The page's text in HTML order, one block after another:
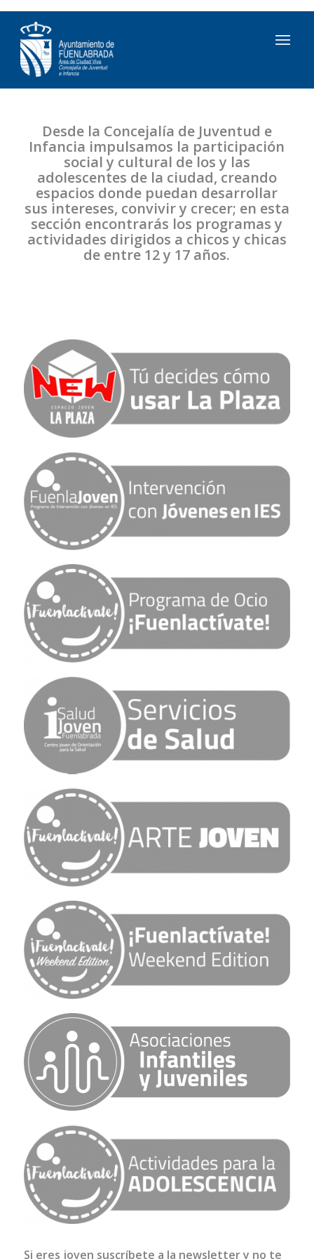
Desde la Concejalía de Juventud e
Infancia impulsamos la participación
social y cultural de los y las
adolescentes de la ciudad, creando
espacios donde puedan desarrollar
sus intereses, convivir y crecer; en esta
sección encontrarás los programas y
actividades dirigidos a chicos y chicas
de entre 12 y 17 años.
Si eres joven suscríbete a la newsletter y no te